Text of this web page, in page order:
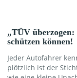
„TÜV
schützen können!
Jeder Autofahrer
plötzlich ist der